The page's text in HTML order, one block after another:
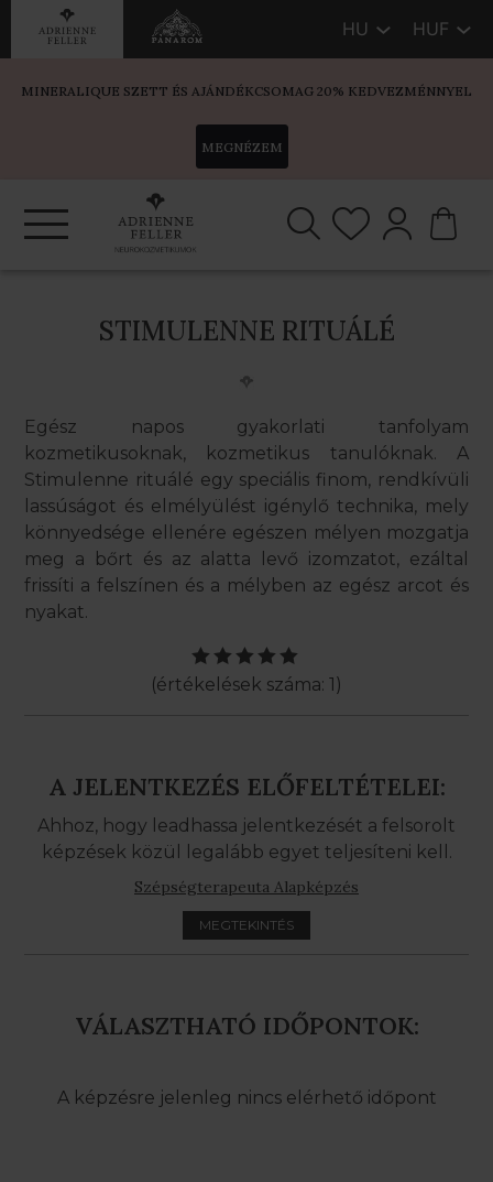
HU HUF
MINERALIQUE SZETT ÉS AJÁNDÉKCSOMAG 20% KEDVEZMÉNNYEL
MEGNÉZEM
STIMULENNE RITUÁLÉ
Egész napos gyakorlati tanfolyam
kozmetikusoknak, kozmetikus tanulóknak. A
Stimulenne rituálé egy speciális finom, rendkívüli
lassúságot és elmélyülést igénylő technika, mely
könnyedsége ellenére egészen mélyen mozgatja
meg a bőrt és az alatta levő izomzatot, ezáltal
frissíti a felszínen és a mélyben az egész arcot és
nyakat.
(értékelések száma: 1)
A JELENTKEZÉS ELŐFELTÉTELEI:
Ahhoz, hogy leadhassa jelentkezését a felsorolt
képzések közül legalább egyet teljesíteni kell.
Szépségterapeuta Alapképzés
MEGTEKINTÉS
VÁLASZTHATÓ IDŐPONTOK:
A képzésre jelenleg nincs elérhető időpont